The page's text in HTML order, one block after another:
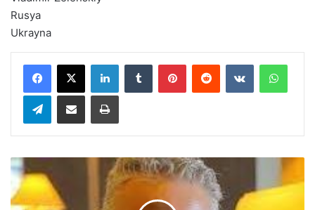
Rusya
Ukrayna
Telegram
E
a